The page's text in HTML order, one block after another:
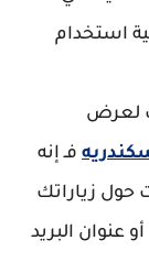
استخدام
لعرض
فـ إنه
زياراتك
عنوان البريد